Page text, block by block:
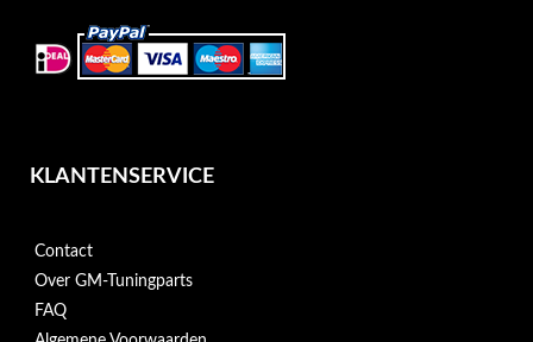
KLANTENSERVICE
Contact
Over GM-Tuningparts
FAQ